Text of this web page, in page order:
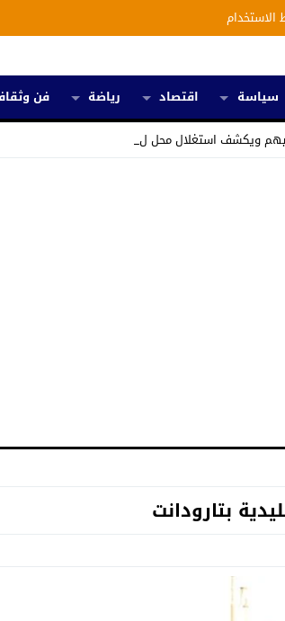
سياسة اقتصاد رياضة فن
بتارودانت